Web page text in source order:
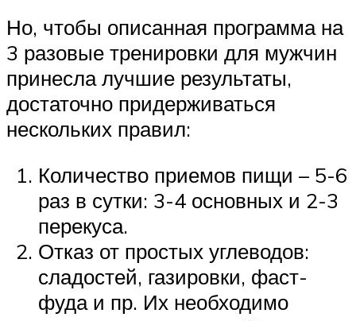
Но, чтобы описанная программа на
3 разовые тренировки для мужчин
принесла лучшие результаты,
достаточно придерживаться
нескольких правил:
Количество приемов пищи – 5-6
раз в сутки: 3-4 основных и 2-3
перекуса.
Отказ от простых углеводов:
сладостей, газировки, фаст-
фуда и пр. Их необходимо